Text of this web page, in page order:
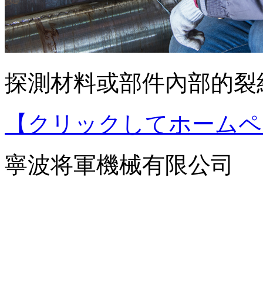
探測材料或部件內部的
【クリックしてホーム
寧波将軍機械有限公司